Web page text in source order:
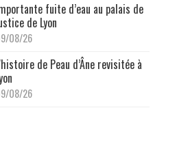
fuite d’eau au palais de
de Lyon
08/26
de Peau d’Âne revisitée à
08/26